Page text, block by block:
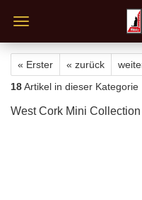
« Erster « zurück
18Artikel in dieser Kategorie
West Cork Mini